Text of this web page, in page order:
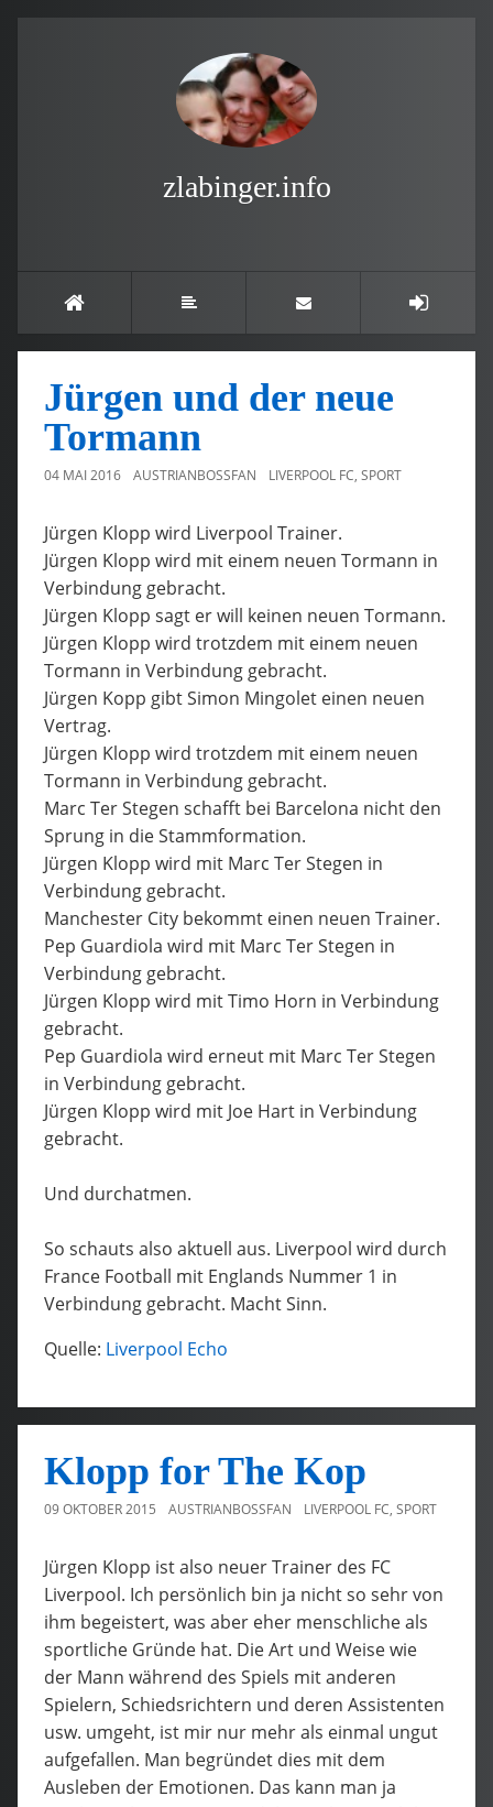
zlabinger.info
Jürgen und der neue
Tormann
04 MAI 2016 AUSTRIANBOSSFAN LIVERPOOL FC, SPORT
Jürgen Klopp wird Liverpool Trainer.
Jürgen Klopp wird mit einem neuen Tormann in
Verbindung gebracht.
Jürgen Klopp sagt er will keinen neuen Tormann.
Jürgen Klopp wird trotzdem mit einem neuen
Tormann in Verbindung gebracht.
Jürgen Kopp gibt Simon Mingolet einen neuen
Vertrag.
Jürgen Klopp wird trotzdem mit einem neuen
Tormann in Verbindung gebracht.
Marc Ter Stegen schafft bei Barcelona nicht den
Sprung in die Stammformation.
Jürgen Klopp wird mit Marc Ter Stegen in
Verbindung gebracht.
Manchester City bekommt einen neuen Trainer.
Pep Guardiola wird mit Marc Ter Stegen in
Verbindung gebracht.
Jürgen Klopp wird mit Timo Horn in Verbindung
gebracht.
Pep Guardiola wird erneut mit Marc Ter Stegen
in Verbindung gebracht.
Jürgen Klopp wird mit Joe Hart in Verbindung
gebracht.
Und durchatmen.
So schauts also aktuell aus. Liverpool wird durch
France Football mit Englands Nummer 1 in
Verbindung gebracht. Macht Sinn.
Quelle: Liverpool Echo
Klopp for The Kop
09 OKTOBER 2015 AUSTRIANBOSSFAN LIVERPOOL FC, SPORT
Jürgen Klopp ist also neuer Trainer des FC
Liverpool. Ich persönlich bin ja nicht so sehr von
ihm begeistert, was aber eher menschliche als
sportliche Gründe hat. Die Art und Weise wie
der Mann während des Spiels mit anderen
Spielern, Schiedsrichtern und deren Assistenten
usw. umgeht, ist mir nur mehr als einmal ungut
aufgefallen. Man begründet dies mit dem
Ausleben der Emotionen. Das kann man ja